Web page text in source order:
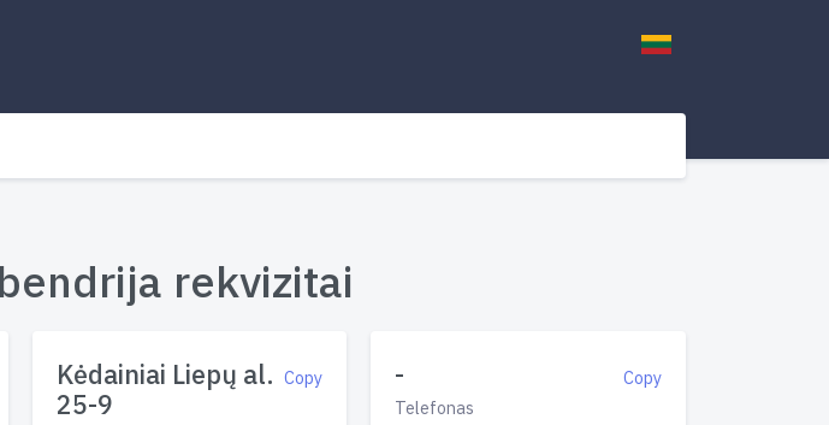
rekvizitai
Copy
Kėdainiai Liepų al.
25-9
Copy
-
Telefonas